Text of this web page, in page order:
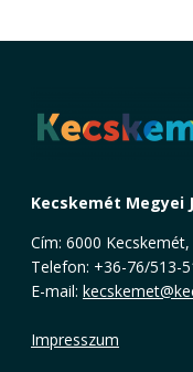
Kecskemét Megyei
Cím: 6000
Telefon: +36-76/513-
E-mail:
Impresszum